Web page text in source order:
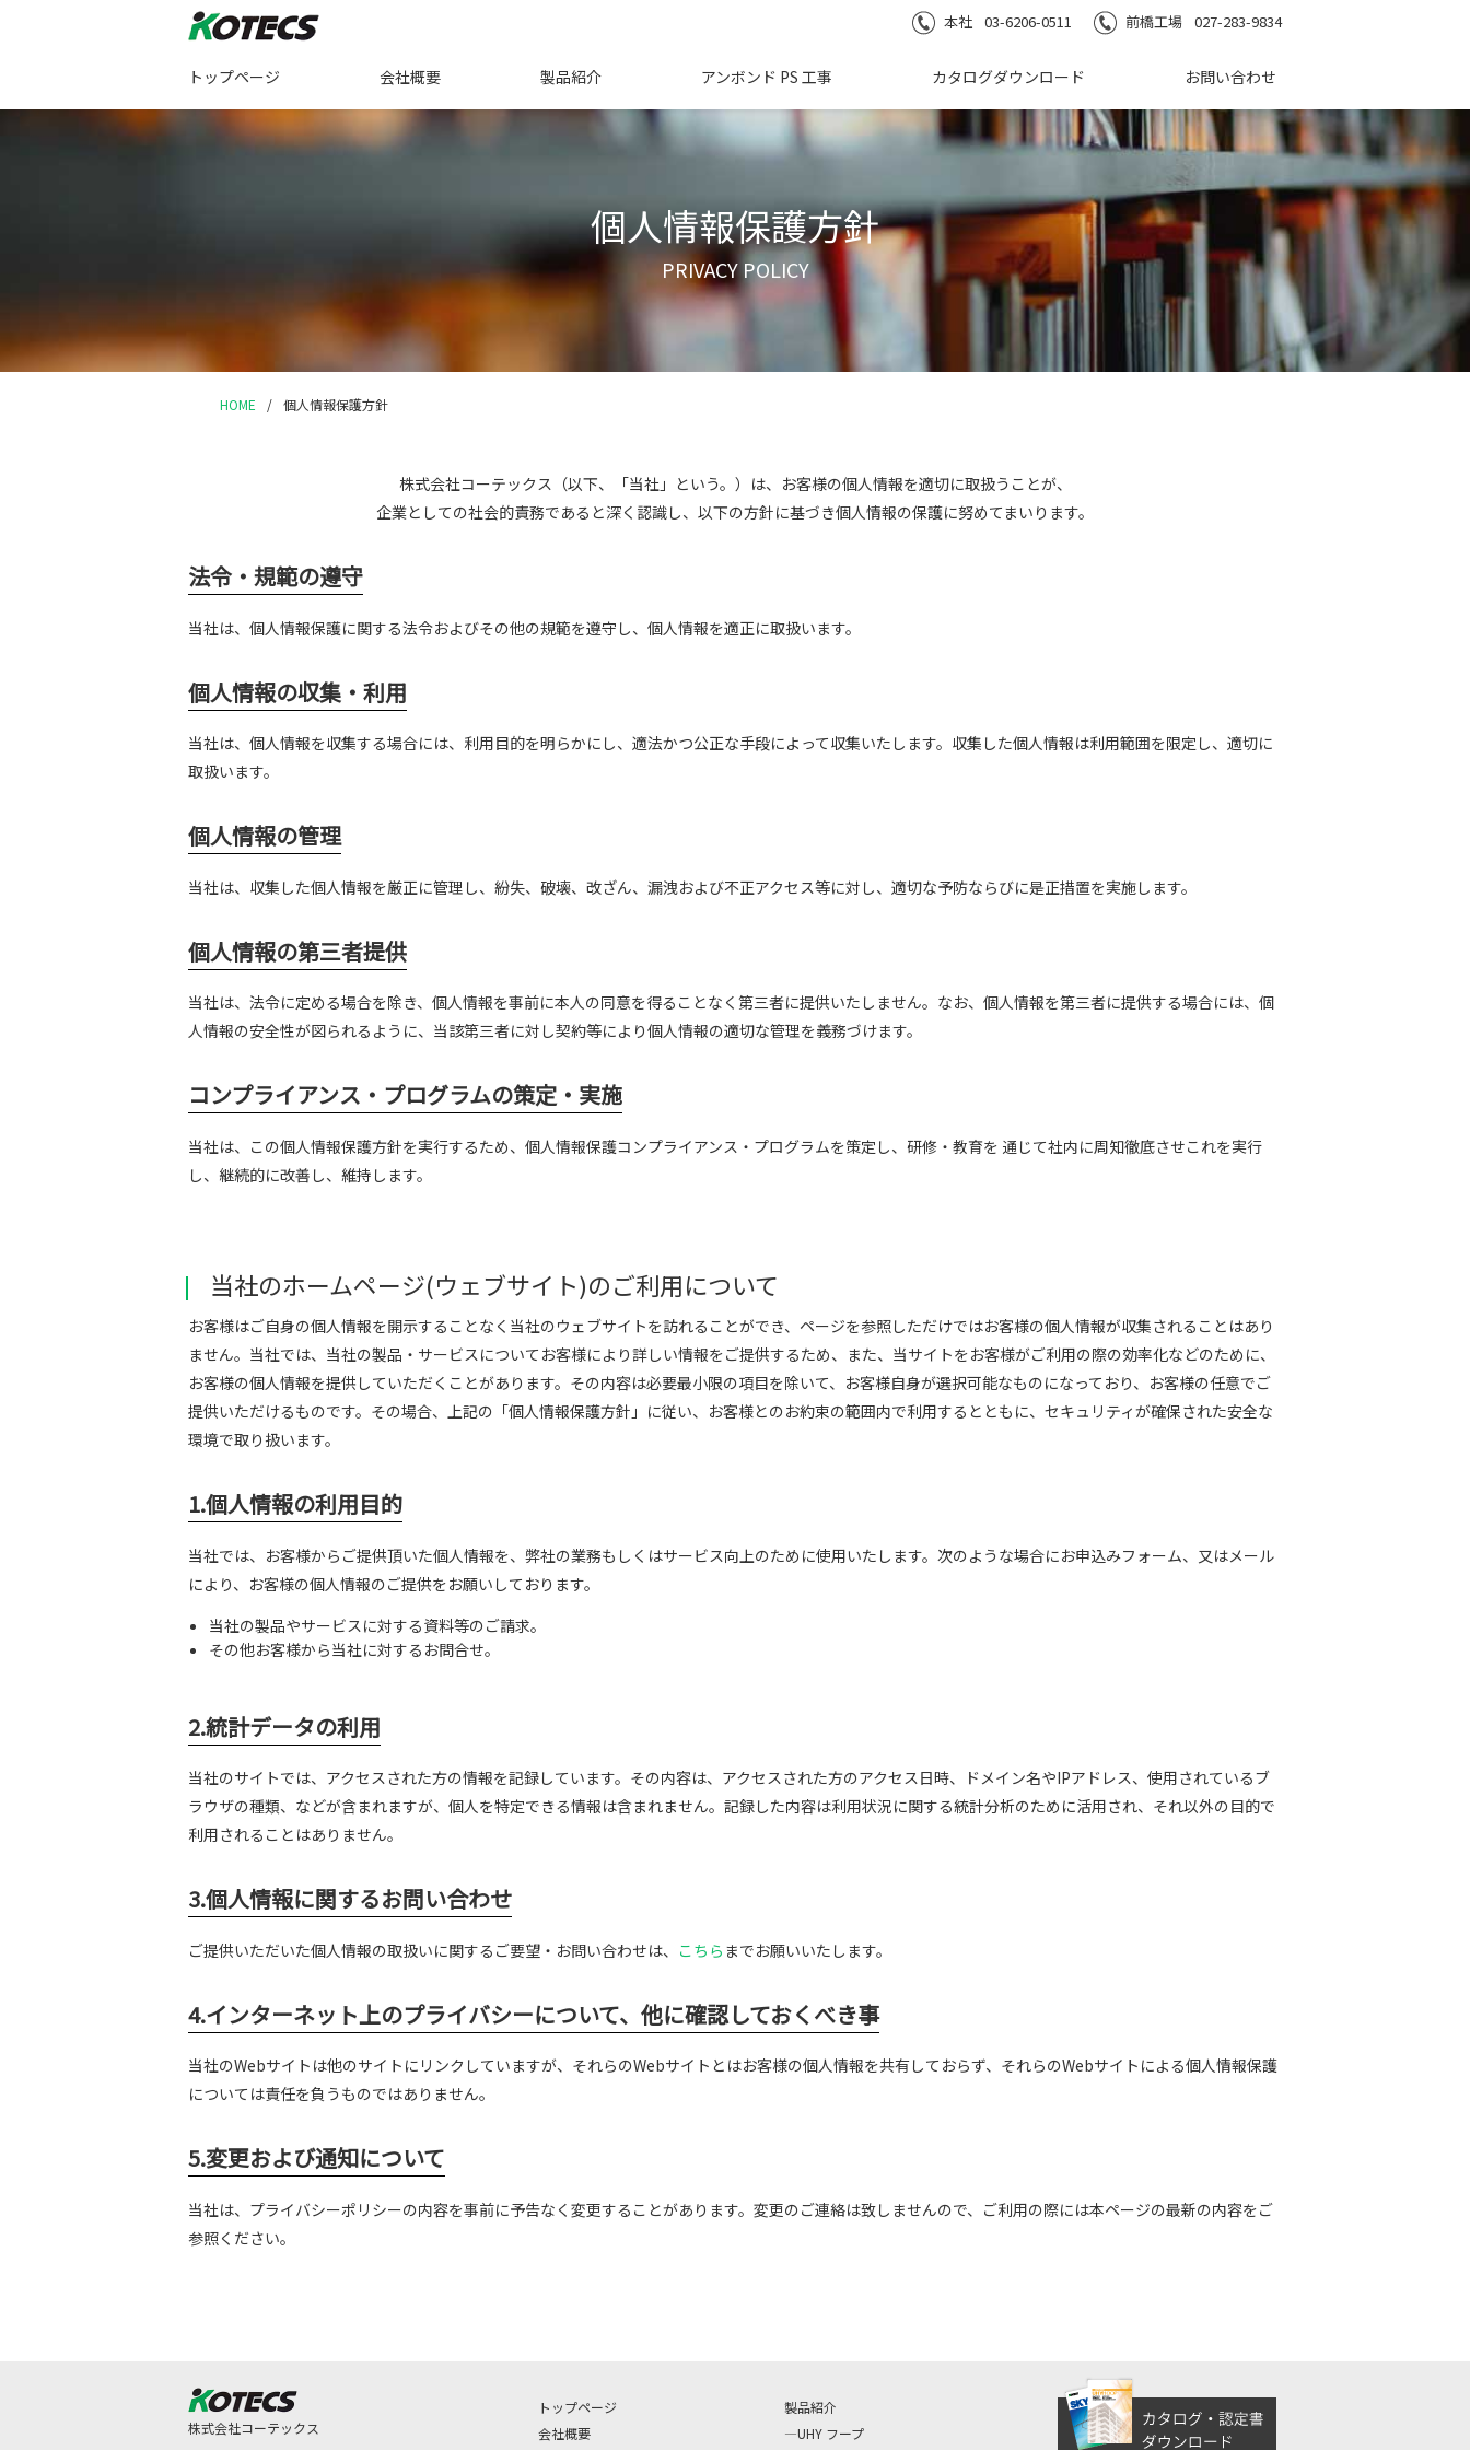
本社 03-6206-0511 前橋工場 027-283-9834
トップページ 会社概要 製品紹介 アンボンド PS 工事 カタログダウンロード お問い合わせ
個人情報保護方針
PRIVACY POLICY
HOME / 個人情報保護方針
株式会社コーテックス（以下、「当社」という。）は、お客様の個人情報を適切に取扱うことが、
企業としての社会的責務であると深く認識し、以下の方針に基づき個人情報の保護に努めてまいります。
法令・規範の遵守
当社は、個人情報保護に関する法令およびその他の規範を遵守し、個人情報を適正に取扱います。
個人情報の収集・利用
当社は、個人情報を収集する場合には、利用目的を明らかにし、適法かつ公正な手段によって収集いたします。収集した個人情報は利用範囲を限定し、適切に
取扱います。
個人情報の管理
当社は、収集した個人情報を厳正に管理し、紛失、破壊、改ざん、漏洩および不正アクセス等に対し、適切な予防ならびに是正措置を実施します。
個人情報の第三者提供
当社は、法令に定める場合を除き、個人情報を事前に本人の同意を得ることなく第三者に提供いたしません。なお、個人情報を第三者に提供する場合には、個
人情報の安全性が図られるように、当該第三者に対し契約等により個人情報の適切な管理を義務づけます。
コンプライアンス・プログラムの策定・実施
当社は、この個人情報保護方針を実行するため、個人情報保護コンプライアンス・プログラムを策定し、研修・教育を 通じて社内に周知徹底させこれを実行
し、継続的に改善し、維持します。
当社のホームページ(ウェブサイト)のご利用について
お客様はご自身の個人情報を開示することなく当社のウェブサイトを訪れることができ、ページを参照しただけではお客様の個人情報が収集されることはあり
ません。当社では、当社の製品・サービスについてお客様により詳しい情報をご提供するため、また、当サイトをお客様がご利用の際の効率化などのために、
お客様の個人情報を提供していただくことがあります。その内容は必要最小限の項目を除いて、お客様自身が選択可能なものになっており、お客様の任意でご
提供いただけるものです。その場合、上記の「個人情報保護方針」に従い、お客様とのお約束の範囲内で利用するとともに、セキュリティが確保された安全な
環境で取り扱います。
1.個人情報の利用目的
当社では、お客様からご提供頂いた個人情報を、弊社の業務もしくはサービス向上のために使用いたします。次のような場合にお申込みフォーム、又はメール
により、お客様の個人情報のご提供をお願いしております。
当社の製品やサービスに対する資料等のご請求。
その他お客様から当社に対するお問合せ。
2.統計データの利用
当社のサイトでは、アクセスされた方の情報を記録しています。その内容は、アクセスされた方のアクセス日時、ドメイン名やIPアドレス、使用されているブ
ラウザの種類、などが含まれますが、個人を特定できる情報は含まれません。記録した内容は利用状況に関する統計分析のために活用され、それ以外の目的で
利用されることはありません。
3.個人情報に関するお問い合わせ
ご提供いただいた個人情報の取扱いに関するご要望・お問い合わせは、 こちら までお願いいたします。
4.インターネット上のプライバシーについて、他に確認しておくべき事
当社のWebサイトは他のサイトにリンクしていますが、それらのWebサイトとはお客様の個人情報を共有しておらず、それらのWebサイトによる個人情報保護
については責任を負うものではありません。
5.変更および通知について
当社は、プライバシーポリシーの内容を事前に予告なく変更することがあります。変更のご連絡は致しませんので、ご利用の際には本ページの最新の内容をご
参照ください。
株式会社コーテックス
トップページ
会社概要
製品紹介
UHY フープ